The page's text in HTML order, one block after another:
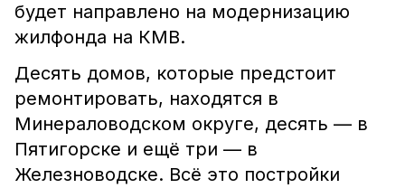
будет направлено на модернизацию
жилфонда на КМВ.
Десять домов, которые предстоит
ремонтировать, находятся в
Минераловодском округе, десять — в
Пятигорске и ещё три — в
Железноводске. Всё это постройки